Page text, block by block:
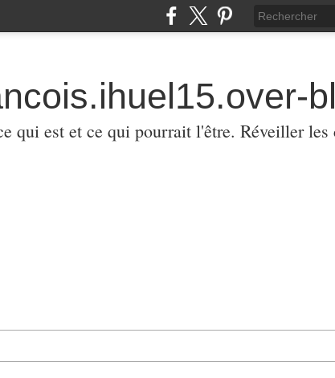
qui est et ce qui pourrait l'être. Réveiller les